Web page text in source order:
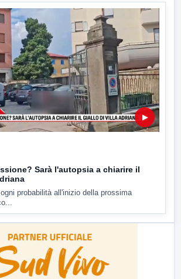
▶
Sarà l'autopsia a chiarire il
probabilità all'inizio della prossima